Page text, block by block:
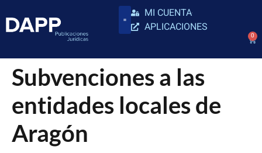
MI CUENTA
APLICACIONES
0
Subvenciones a las
entidades locales de
Aragón